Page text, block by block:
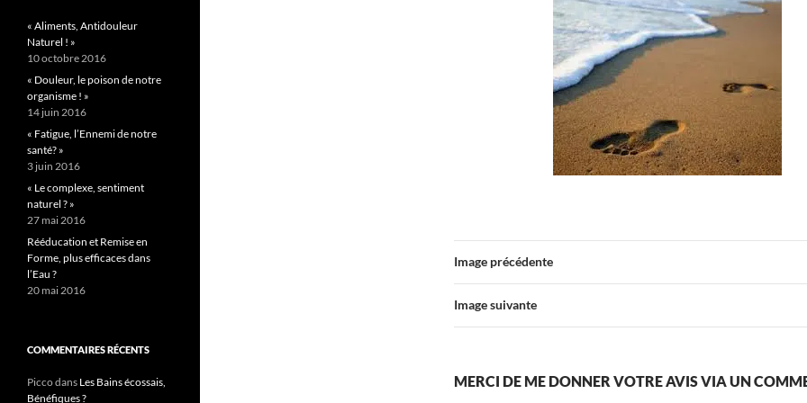
Image précédente
Image suivante
MERCI DE ME DONNER VOTRE AVIS VIA UN
« Aliments, Antidouleur
Naturel ! »
10 octobre 2016
« Douleur, le poison de notre
organisme ! »
14 juin 2016
« Fatigue, l’Ennemi de notre
santé? »
3 juin 2016
« Le complexe, sentiment
naturel ? »
27 mai 2016
Rééducation et Remise en
Forme, plus efficaces dans
l’Eau ?
20 mai 2016
COMMENTAIRES RÉCENTS
Piccodans Les Bains écossais,
Bénéfiques ?